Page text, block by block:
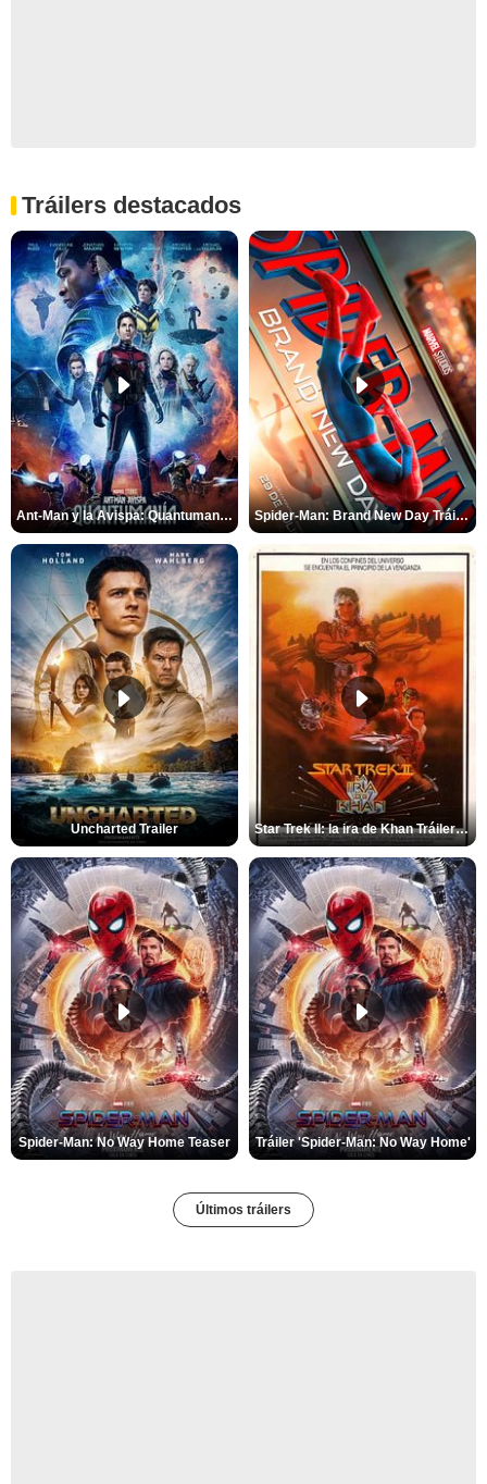
Tráilers destacados
Ant-Man y la Avispa: Quantumanía Tráiler (2) Spider-Man: Brand New Day Tráiler (3)
Uncharted Trailer Star Trek II: la ira de Khan Tráiler VO
Spider-Man: No Way Home Teaser Tráiler 'Spider-Man: No Way Home'
Últimos tráilers